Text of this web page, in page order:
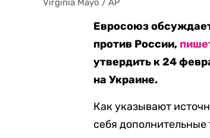
Virginia Mayo / AP
Евросоюз
против России,
утвердить к 24
на Украине.
Как указывают
себя